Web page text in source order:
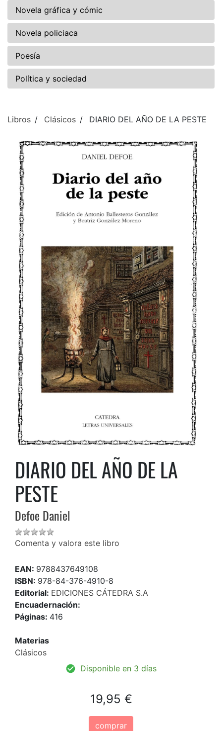
Novela gráfica y cómic
Novela policiaca
Poesía
Política y sociedad
Libros Clásicos DIARIO DEL AÑO DE LA PESTE
DIARIO DEL AÑO DE LA
PESTE
Defoe Daniel
Comenta y valora este libro
EAN: 9788437649108
ISBN: 978-84-376-4910-8
Editorial: EDICIONES CÁTEDRA S.A
Encuadernación:
Páginas: 416
Materias
Clásicos
Disponible en 3 días
19,95 €
comprar